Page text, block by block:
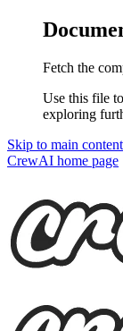
Fetch the
Use this file
exploring
Skip to main content
CrewAI home page